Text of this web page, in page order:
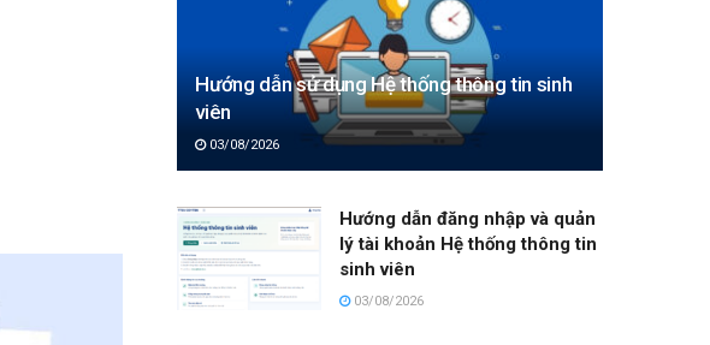
Hướng dẫn sử dụng Hệ thống thông tin sinh
viên
03/08/2026
Hướng dẫn đăng nhập và quản
lý tài khoản Hệ thống thông tin
sinh viên
03/08/2026